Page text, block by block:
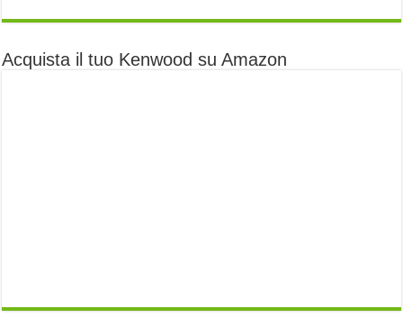
Acquista il tuo Kenwood su Amazon